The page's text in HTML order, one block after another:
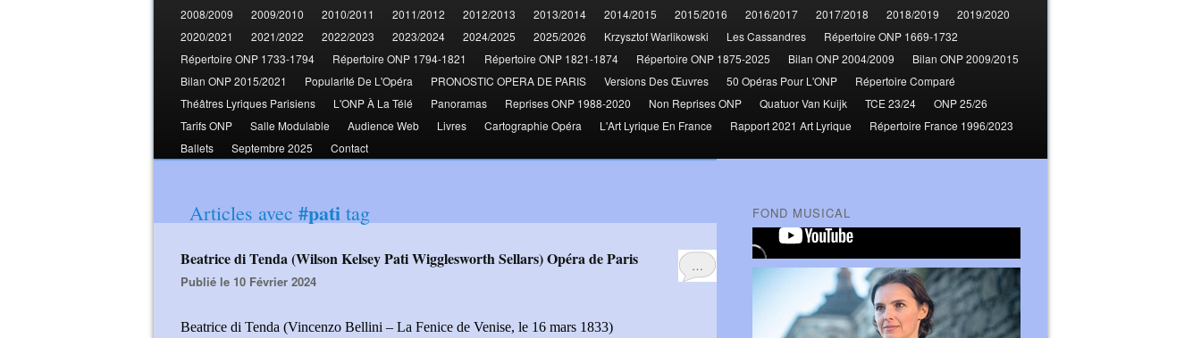
2008/2009
2009/2010 2010/2011 2011/2012 2012/2013 2013/2014 2014/2015 2015/2016 2016/2017 2017/2018 2018/2019
2019/2020
2020/2021
2021/2022 2022/2023 2023/2024 2024/2025 2025/2026 Krzysztof Warlikowski Les Cassandres
Répertoire ONP 1669-1732
Répertoire ONP 1733-1794
Répertoire ONP 1794-1821 Répertoire ONP 1821-1874 Répertoire ONP 1875-2025 Bilan ONP 2004/2009
Bilan ONP 2009/2015
Bilan ONP 2015/2021
Popularité De L'Opéra PRONOSTIC OPERA DE PARIS Versions Des Œuvres 50 Opéras Pour L'ONP
Répertoire Comparé
Théâtres Lyriques Parisiens
L'ONP À La Télé Panoramas Reprises ONP 1988-2020 Non Reprises ONP Quatuor Van Kuijk TCE 23/24
ONP 25/26
Tarifs ONP
Salle Modulable Audience Web Livres Cartographie Opéra L'Art Lyrique En France Rapport 2021 Art Lyrique
Répertoire France 1996/2023
Ballets
Septembre 2025 Contact
Articles avec #pati tag
…
Beatrice di Tenda (Wilson Kelsey Pati Wigglesworth Sellars) Opéra de Paris
Publié le 10 Février 2024
Beatrice di Tenda (Vincenzo Bellini – La Fenice de Venise, le 16 mars 1833)
FOND MUSICAL